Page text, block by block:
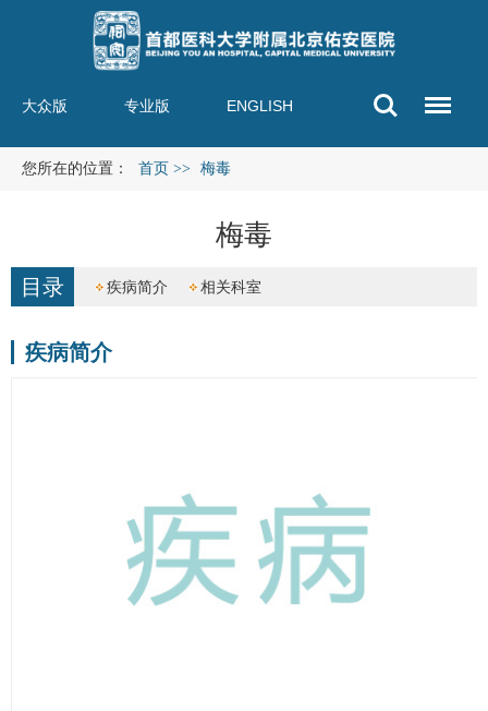
大众版 专业版 ENGLISH
您所在的位置： 首页 >> 梅毒
梅毒
目录 疾病简介 相关科室
疾病简介